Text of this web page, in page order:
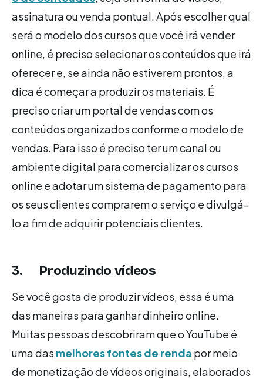
assinatura ou venda pontual. Após escolher qual
será o modelo dos cursos que você irá vender
online, é preciso selecionar os conteúdos que irá
oferecer e, se ainda não estiverem prontos, a
dica é começar a produzir os materiais. É
preciso criar um portal de vendas com os
conteúdos organizados conforme o modelo de
vendas. Para isso é preciso ter um canal ou
ambiente digital para comercializar os cursos
online e adotar um sistema de pagamento para
os seus clientes comprarem o serviço e divulgá-
lo a fim de adquirir potenciais clientes.
3. Produzindo vídeos
Se você gosta de produzir vídeos, essa é uma
das maneiras para ganhar dinheiro online.
Muitas pessoas descobriram que o YouTube é
uma das melhores fontes de renda por meio
de monetização de vídeos originais, elaborados